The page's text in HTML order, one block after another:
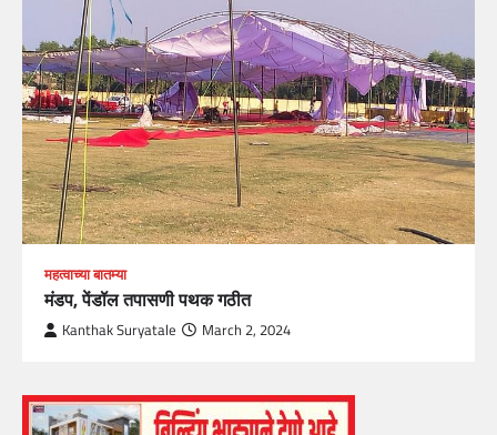
महत्वाच्या बातम्या
मंडप, पेंडॉल तपासणी पथक गठीत
Kanthak Suryatale March 2, 2024